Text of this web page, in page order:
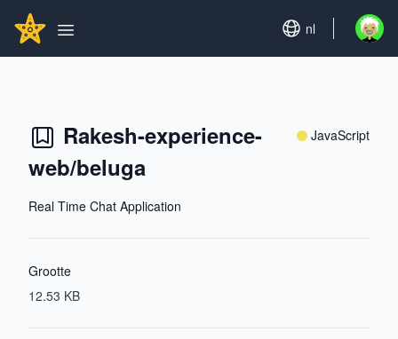
GITHUBSTAR
Open main menu
Set language
nl Open
Rakesh-experience-
web/beluga
JavaScript
Real Time Chat Application
Grootte
12.53 KB